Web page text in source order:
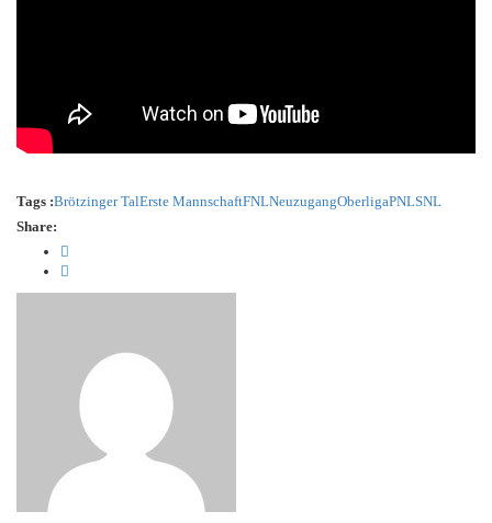
Tags :Brötzinger TalErste MannschaftFNLNeuzugangOberligaPNLSNL
Share: